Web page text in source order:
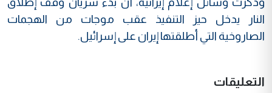
النار يدخل حيز التنفيذ عقب موجات من الهجمات
الصاروخية التي أطلقتها إيران على إسرائيل.
التعليقات